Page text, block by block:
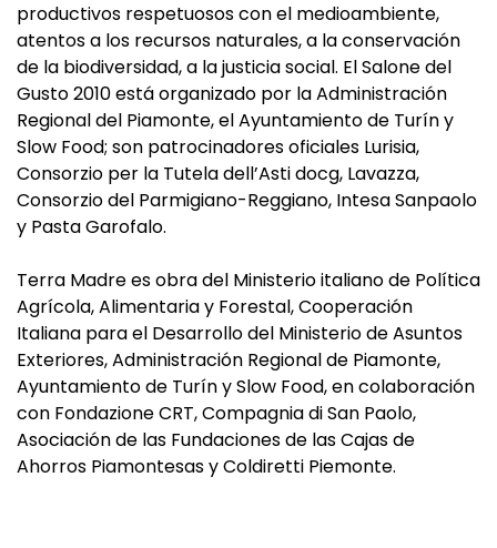
productivos respetuosos con el medioambiente,
atentos a los recursos naturales, a la conservación
de la biodiversidad, a la justicia social. El Salone del
Gusto 2010 está organizado por la Administración
Regional del Piamonte, el Ayuntamiento de Turín y
Slow Food; son patrocinadores oficiales Lurisia,
Consorzio per la Tutela dell’Asti docg, Lavazza,
Consorzio del Parmigiano-Reggiano, Intesa Sanpaolo
y Pasta Garofalo.
Terra Madre es obra del Ministerio italiano de Política
Agrícola, Alimentaria y Forestal, Cooperación
Italiana para el Desarrollo del Ministerio de Asuntos
Exteriores, Administración Regional de Piamonte,
Ayuntamiento de Turín y Slow Food, en colaboración
con Fondazione CRT, Compagnia di San Paolo,
Asociación de las Fundaciones de las Cajas de
Ahorros Piamontesas y Coldiretti Piemonte.